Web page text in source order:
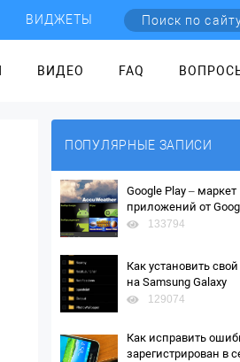
ВИДЖЕТЫ
ВИДЕО FAQ
ПОПУЛЯРНЫЕ ЗАПИСИ
Google Play – маркет
приложений от
133794
Как установить
на Samsung Galaxy
129074
Как исправить
зарегистрирован в